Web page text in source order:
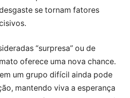
se tornam fatores
“surpresa” ou de
oferece uma nova chance.
um grupo difícil ainda pode
mantendo viva a esperança